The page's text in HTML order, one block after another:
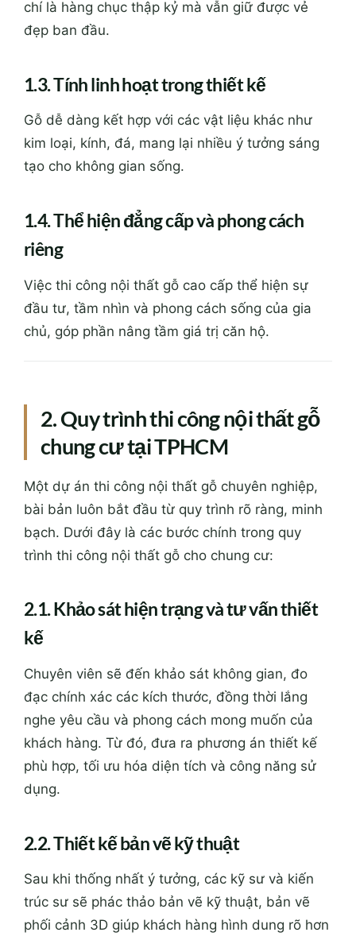
chí là hàng chục thập kỷ mà vẫn giữ được vẻ
đẹp ban đầu.
1.3. Tính linh hoạt trong thiết kế
Gỗ dễ dàng kết hợp với các vật liệu khác như
kim loại, kính, đá, mang lại nhiều ý tưởng sáng
tạo cho không gian sống.
1.4. Thể hiện đẳng cấp và phong cách
riêng
Việc thi công nội thất gỗ cao cấp thể hiện sự
đầu tư, tầm nhìn và phong cách sống của gia
chủ, góp phần nâng tầm giá trị căn hộ.
2. Quy trình thi công nội thất gỗ
chung cư tại TPHCM
Một dự án thi công nội thất gỗ chuyên nghiệp,
bài bản luôn bắt đầu từ quy trình rõ ràng, minh
bạch. Dưới đây là các bước chính trong quy
trình thi công nội thất gỗ cho chung cư:
2.1. Khảo sát hiện trạng và tư vấn thiết
kế
Chuyên viên sẽ đến khảo sát không gian, đo
đạc chính xác các kích thước, đồng thời lắng
nghe yêu cầu và phong cách mong muốn của
khách hàng. Từ đó, đưa ra phương án thiết kế
phù hợp, tối ưu hóa diện tích và công năng sử
dụng.
2.2. Thiết kế bản vẽ kỹ thuật
Sau khi thống nhất ý tưởng, các kỹ sư và kiến
trúc sư sẽ phác thảo bản vẽ kỹ thuật, bản vẽ
phối cảnh 3D giúp khách hàng hình dung rõ hơn